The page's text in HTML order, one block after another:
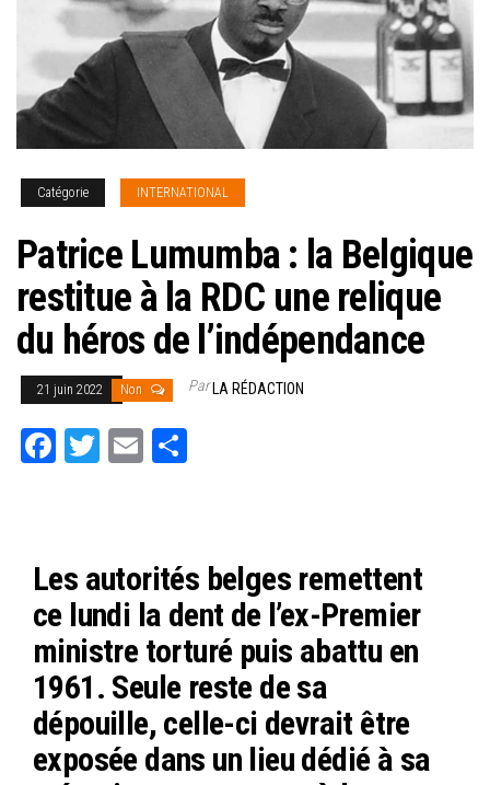
Catégorie INTERNATIONAL
Patrice Lumumba : la Belgique
restitue à la RDC une relique
du héros de l’indépendance
21 juin 2022 Non ParLA RÉDACTION
Fa T
E
Les autorités belges remettent
ce lundi la dent de l’ex-Premier
ministre torturé puis abattu en
1961. Seule reste de sa
dépouille, celle-ci devrait être
exposée dans un lieu dédié à sa